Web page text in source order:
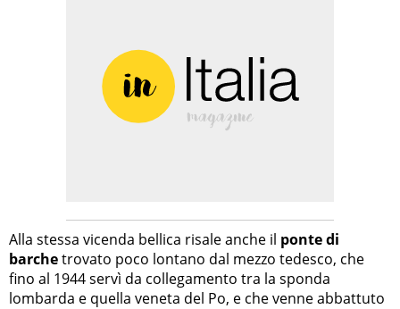
Alla stessa vicenda bellica risale anche il ponte di
barchetrovato poco lontano dal mezzo tedesco, che
fino al 1944 servì da collegamento tra la sponda
lombarda e quella veneta del Po, e che venne abbattuto